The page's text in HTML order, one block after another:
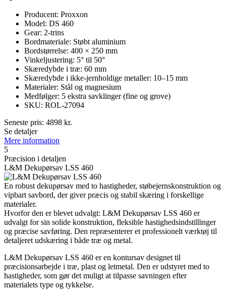
Producent: Proxxon
Model: DS 460
Gear: 2-trins
Bordmateriale: Støbt aluminium
Bordstørrelse: 400 × 250 mm
Vinkeljustering: 5° til 50°
Skæredybde i træ: 60 mm
Skæredybde i ikke-jernholdige metaller: 10–15 mm
Materialer: Stål og magnesium
Medfølger: 5 ekstra savklinger (fine og grove)
SKU: ROL-27094
Seneste pris: 4898 kr.
Se detaljer
Mere information
5
Præcision i detaljen
L&M Dekupørsav LSS 460
En robust dekupørsav med to hastigheder, støbejernskonstruktion og
vipbart savbord, der giver præcis og stabil skæring i forskellige
materialer.
Hvorfor den er blevet udvalgt: L&M Dekupørsav LSS 460 er
udvalgt for sin solide konstruktion, fleksible hastighedsindstillinger
og præcise savføring. Den repræsenterer et professionelt værktøj til
detaljeret udskæring i både træ og metal.
L&M Dekupørsav LSS 460 er en kontursav designet til
præcisionsarbejde i træ, plast og letmetal. Den er udstyret med to
hastigheder, som gør det muligt at tilpasse savningen efter
materialets type og tykkelse.